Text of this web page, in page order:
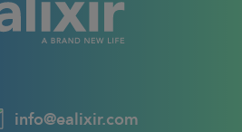
info@ealixir.com